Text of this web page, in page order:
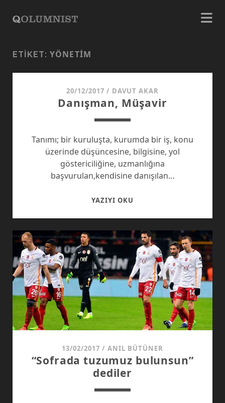
ETIKET: YÖNETIM
20/12/2017 / DAVUT AKAR
Danışman, Müşavir
Tanımı; bir kuruluşta, kurumda bir iş, konu
üzerinde düşüncesine, bilgisine, yol
göstericiliğine, uzmanlığına
başvurulan,kendisine danışılan…
YAZIYI OKU
13/02/2017 / ANIL BÜTÜNER
“Sofrada tuzumuz bulunsun”
dediler